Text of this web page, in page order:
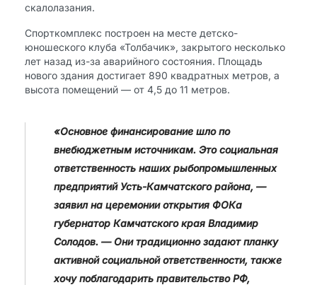
скалолазания.
Спорткомплекс построен на месте детско-
юношеского клуба «Толбачик», закрытого несколько
лет назад из-за аварийного состояния. Площадь
нового здания достигает 890 квадратных метров, а
высота помещений — от 4,5 до 11 метров.
«Основное финансирование шло по
внебюджетным источникам. Это социальная
ответственность наших рыбопромышленных
предприятий Усть-Камчатского района, —
заявил на церемонии открытия ФОКа
губернатор Камчатского края Владимир
Солодов. — Они традиционно задают планку
активной социальной ответственности, также
хочу поблагодарить правительство РФ,